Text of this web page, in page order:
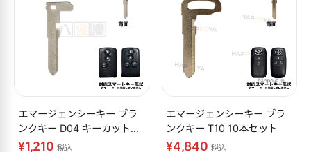
エマージェンシーキー ブラ
ンクキー D04 キーカット無
料
¥1,210 税込
エマージェンシーキー ブラ
ンクキー T10 10本セット
¥4,840 税込